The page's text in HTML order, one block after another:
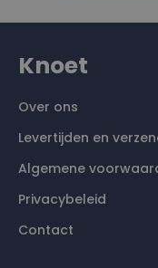
Knoet
Over ons
Levertijden en
Algemene
Privacybeleid
Contact